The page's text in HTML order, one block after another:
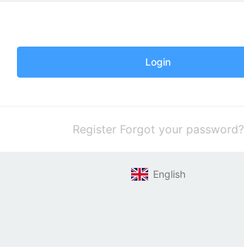
Login
Register Forgot your password?
English